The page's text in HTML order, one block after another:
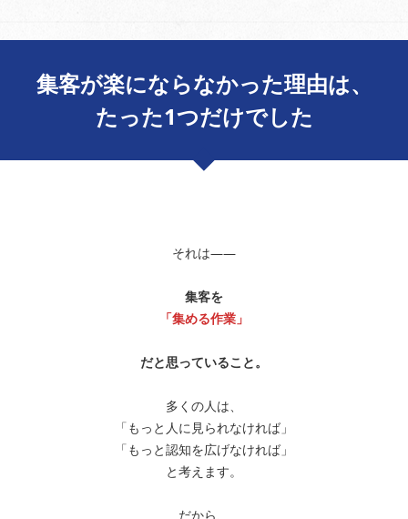
集客が楽にならなかった理由は、
たった1つだけでした
それは――
集客を
「集める作業」
だと思っていること。
多くの人は、
「もっと人に見られなければ」
「もっと認知を広げなければ」
と考えます。
だから、